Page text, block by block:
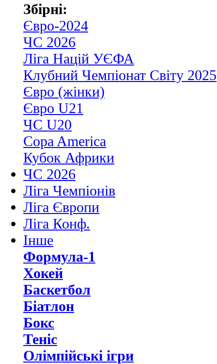
Збірні:
Євро-2024
ЧС 2026
Ліга Націй УЄФА
Клубний Чемпіонат Світу 2025
Євро (жінки)
Євро U21
ЧС U20
Copa America
Кубок Африки
ЧС 2026
Ліга Чемпіонів
Ліга Європи
Ліга Конф.
Інше
Формула-1
Хокей
Баскетбол
Біатлон
Бокс
Теніс
Олімпійські ігри